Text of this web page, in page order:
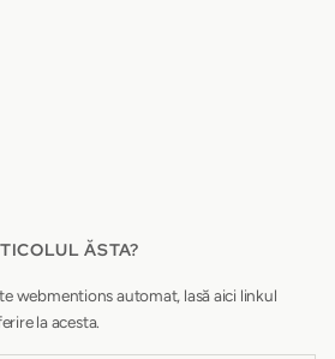
ĂSTA?
webmentions automat, lasă aici linkul
la acesta.